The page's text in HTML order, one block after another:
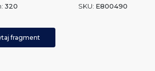
320
SKU: E800490
fragment